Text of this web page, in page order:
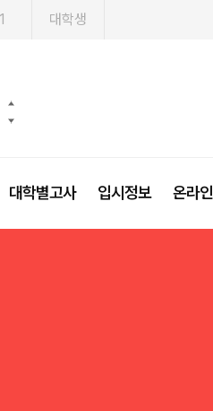
대학생
대학별고사 입시정보 온라